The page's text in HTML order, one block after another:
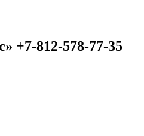
+7-812-578-77-35